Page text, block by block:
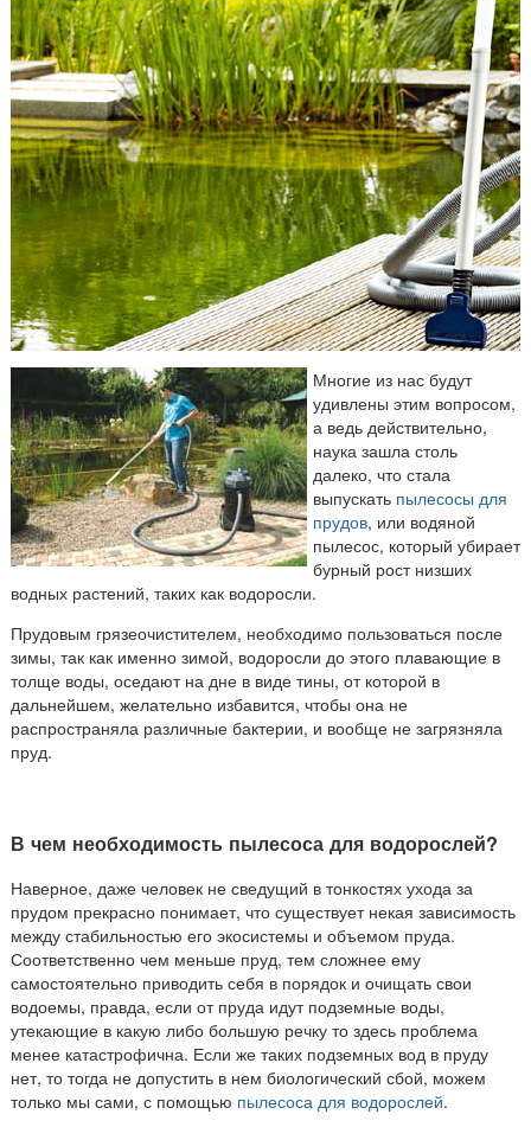
Многие из нас будут
удивлены этим вопросом,
а ведь действительно,
наука зашла столь
далеко, что стала
выпускать пылесосы для
прудов, или водяной
пылесос, который убирает
бурный рост низших
водных растений, таких как водоросли.
Прудовым грязеочистителем, необходимо пользоваться после
зимы, так как именно зимой, водоросли до этого плавающие в
толще воды, оседают на дне в виде тины, от которой в
дальнейшем, желательно избавится, чтобы она не
распространяла различные бактерии, и вообще не загрязняла
пруд.
В чем необходимость пылесоса для водорослей?
Наверное, даже человек не сведущий в тонкостях ухода за
прудом прекрасно понимает, что существует некая зависимость
между стабильностью его экосистемы и объемом пруда.
Соответственно чем меньше пруд, тем сложнее ему
самостоятельно приводить себя в порядок и очищать свои
водоемы, правда, если от пруда идут подземные воды,
утекающие в какую либо большую речку то здесь проблема
менее катастрофична. Если же таких подземных вод в пруду
нет, то тогда не допустить в нем биологический сбой, можем
только мы сами, с помощью пылесоса для водорослей.